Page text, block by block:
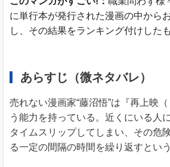
に単行本が発行された漫画の中から
し、その結果をランキング付けした
あらすじ（微ネタバレ）
売れない漫画家“藤沼悟”は『再上映
う能力を持っている。近くにいる人
タイムスリップしてしまい、その危
る一定の間隔の時間を繰り返すとい